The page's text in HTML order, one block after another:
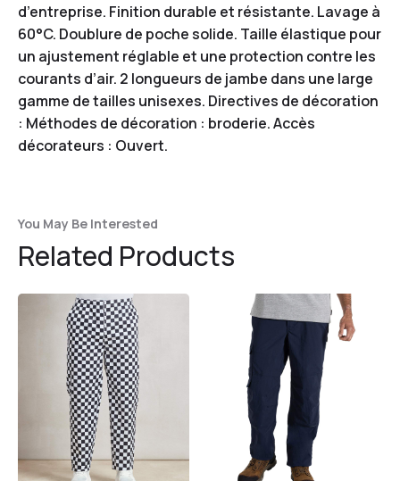
d’entreprise. Finition durable et résistante. Lavage à
60°C. Doublure de poche solide. Taille élastique pour
un ajustement réglable et une protection contre les
courants d’air. 2 longueurs de jambe dans une large
gamme de tailles unisexes. Directives de décoration
: Méthodes de décoration : broderie. Accès
décorateurs : Ouvert.
You May Be Interested
Related Products